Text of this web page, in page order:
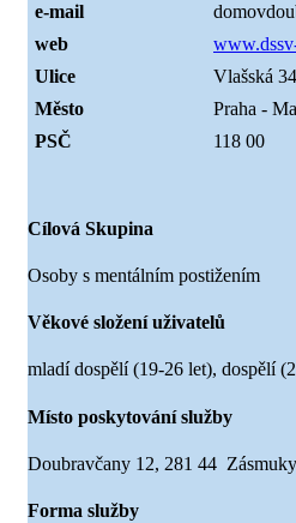
e-mail
web
Ulice
Vlašská
Město
Praha -
PSČ
118 00
Cílová Skupina
Osoby s mentálním postižením
Věkové složení uživatelů
mladí dospělí (19-26 let), dospělí
Místo poskytování služby
Doubravčany 12, 281 44 Zásmuky
Forma služby